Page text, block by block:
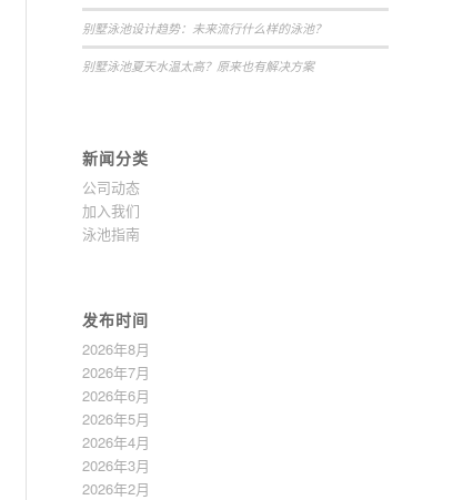
别墅泳池设计趋势：未来流行什么样的泳池？
别墅泳池夏天水温太高？原来也有解决方案
新闻分类
公司动态
加入我们
泳池指南
发布时间
2026年8月
2026年7月
2026年6月
2026年5月
2026年4月
2026年3月
2026年2月